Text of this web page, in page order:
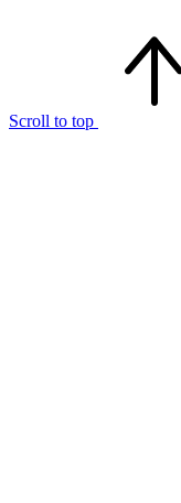
Scroll to top